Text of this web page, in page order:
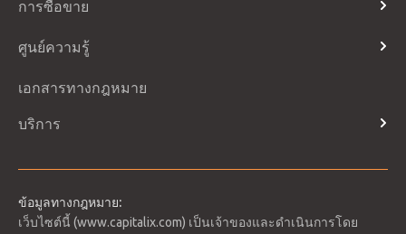
Telegram
การซื้อขาย
ประเภทบัญชี
วันที่ Rollover
ศูนย์ความรู้
บริการ
เอกสารทางกฎหมาย
ข้อมูลทางกฎหมาย:
เว็บไซต์นี้ (www.capitalix.com) เป็นเจ้าของและดำเนินการโดย